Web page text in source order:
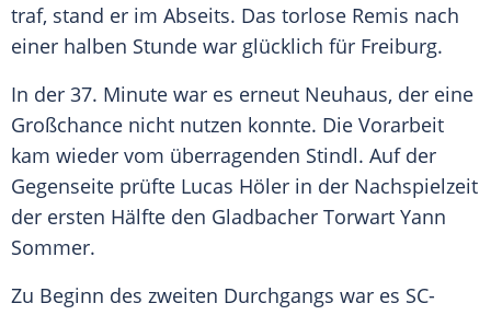
traf, stand er im Abseits. Das torlose Remis nach
einer halben Stunde war glücklich für Freiburg.
In der 37. Minute war es erneut Neuhaus, der eine
Großchance nicht nutzen konnte. Die Vorarbeit
kam wieder vom überragenden Stindl. Auf der
Gegenseite prüfte Lucas Höler in der Nachspielzeit
der ersten Hälfte den Gladbacher Torwart Yann
Sommer.
Zu Beginn des zweiten Durchgangs war es SC-